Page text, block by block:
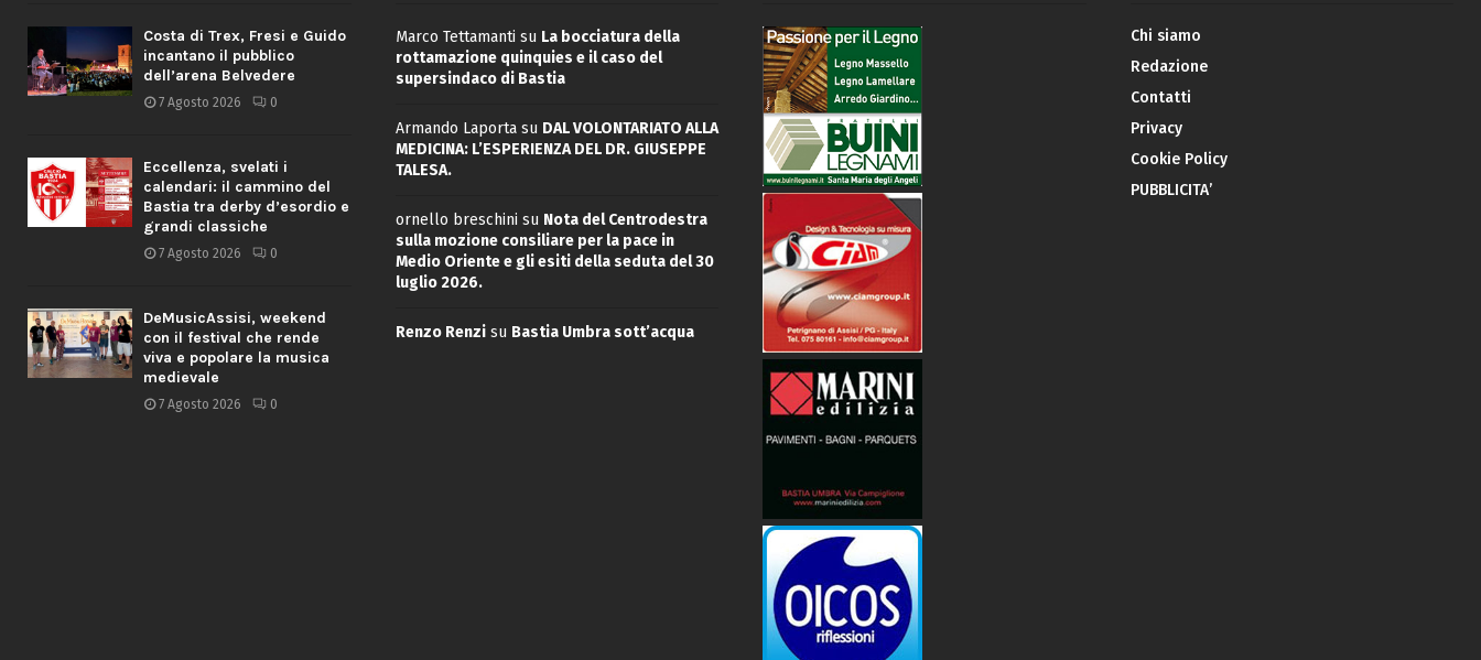
Costa di Trex, Fresi e Guido
incantano il pubblico
dell’arena Belvedere
7 Agosto 2026 0
Eccellenza, svelati i
calendari: il cammino del
Bastia tra derby d’esordio e
grandi classiche
7 Agosto 2026 0
DeMusicAssisi, weekend
con il festival che rende
viva e popolare la musica
medievale
7 Agosto 2026 0
Marco Tettamanti su La bocciatura della
rottamazione quinquies e il caso del
supersindaco di Bastia
Armando Laportasu DAL VOLONTARIATO ALLA
MEDICINA: L’ESPERIENZA DEL DR. GIUSEPPE
TALESA.
ornello breschini su Nota del Centrodestra
sulla mozione consiliare per la pace in
Medio Oriente e gli esiti della seduta del 30
luglio 2026.
Renzo Renzisu Bastia Umbra sott’acqua
Chi siamo
Redazione
Contatti
Privacy
Cookie Policy
PUBBLICITA’